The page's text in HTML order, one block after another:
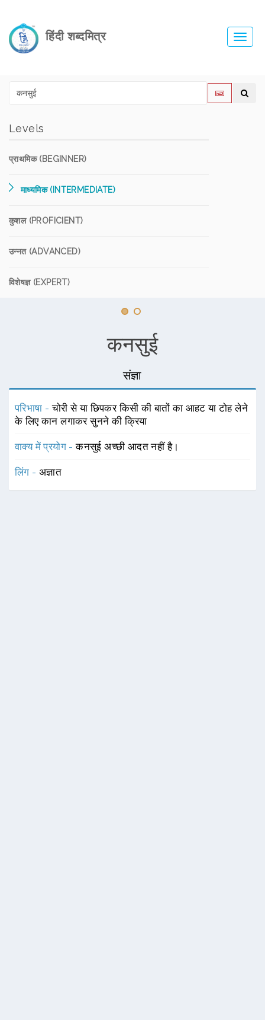
हिंदी शब्दमित्र
Levels
प्राथमिक (BEGINNER)
माध्यमिक (INTERMEDIATE)
कुशल (PROFICIENT)
उन्नत (ADVANCED)
विशेषज्ञ (EXPERT)
कनसुई
संज्ञा
परिभाषा -चोरी से या छिपकर किसी की बातों का आहट या टोह लेने
के लिए कान लगाकर सुनने की क्रिया
वाक्य में प्रयोग -कनसुई अच्छी आदत नहीं है।
लिंग - अज्ञात